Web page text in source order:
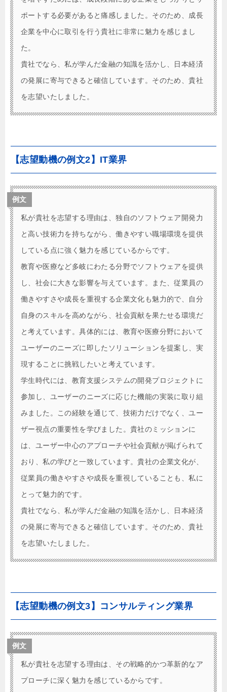
ポートする必要があると痛感しました。そのため、成長
企業を中心に取引を行う貴社に非常に魅力を感じまし
た。
貴社でなら、私が学んだ金融の知識を活かし、日本経済
の発展に寄与できると確信しています。そのため、貴社
を志望いたしました。
【志望動機の例文2】IT業界
例文
私が貴社を志望する理由は、独自のソフトウェア開発力
と高い技術力を持ちながら、働きやすい職場環境を提供
している点に強く魅力を感じているからです。
教育や医療など多岐にわたる分野でソフトウェアを提供
し、社会に大きな影響を与えています。また、従業員の
働きやすさや成長を重視する企業文化も魅力的で、自分
自身のスキルを高めながら、社会貢献を果たせる環境だ
と考えています。具体的には、教育や医療分野において
ユーザーのニーズに即したソリューションを提案し、実
現することに挑戦したいと考えています。
学生時代には、教育支援システムの開発プロジェクトに
参加し、ユーザーのニーズに応じた機能の実装に取り組
みました。この経験を通じて、技術力だけでなく、ユー
ザー視点の重要性を学びました。貴社のミッションに
は、ユーザー中心のアプローチや社会貢献が掲げられて
おり、私の学びと一致しています。貴社の企業文化が、
従業員の働きやすさや成長を重視していることも、私に
とって魅力的です。
貴社でなら、私が学んだ金融の知識を活かし、日本経済
の発展に寄与できると確信しています。そのため、貴社
を志望いたしました。
【志望動機の例文3】コンサルティング業界
例文
私が貴社を志望する理由は、その戦略的かつ革新的なア
プローチに深く魅力を感じているからです。